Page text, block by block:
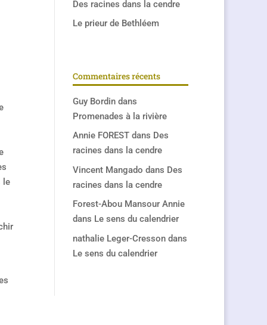
le
Des racines dans la cendre
Le prieur de Bethléem
Commentaires récents
Guy Bordindans
Promenades à la rivière
Annie FORESTdans Des
racines dans la cendre
Vincent Mangado dans Des
racines dans la cendre
Forest-Abou Mansour Annie
dans Le sens du calendrier
nathalie Leger-Cressondans
Le sens du calendrier